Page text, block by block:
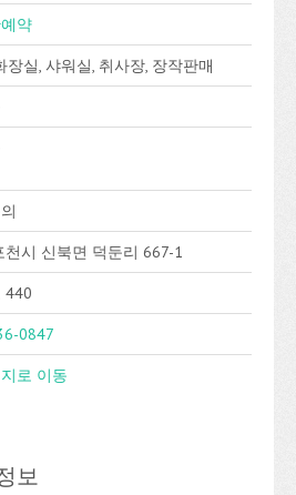
약
장실, 샤워실, 취사장, 장작판매
천시 신북면 덕둔리 667-1
440
0847
로 이동
보